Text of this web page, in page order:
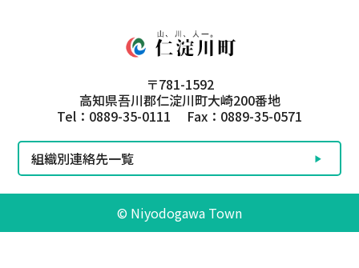
〒781-1592
高知県吾川郡仁淀川町大崎200番地
Tel：0889-35-0111 Fax：0889-35-0571
組織別連絡先一覧
© Niyodogawa Town